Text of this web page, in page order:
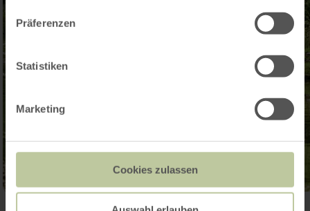
Präferenzen
Statistiken
Marketing
Cookies zulassen